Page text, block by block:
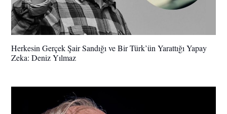
Herkesin Gerçek Şair Sandığı ve Bir Türk’ün Yarattığı Yapay
Zeka: Deniz Yılmaz